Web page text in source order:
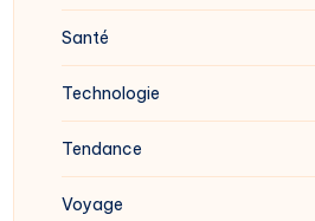
Santé
Technologie
Tendance
Voyage